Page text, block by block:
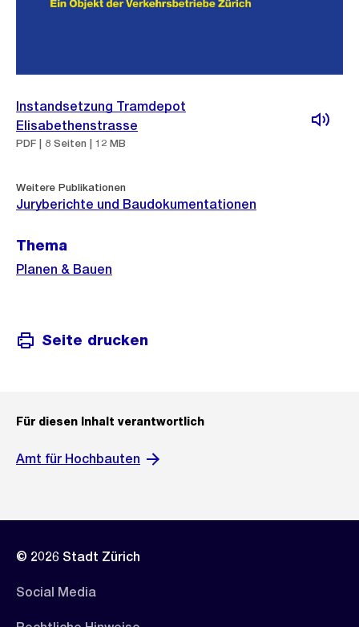
Instandsetzung Tramdepot
Elisabethenstrasse
PDF | 8 Seiten | 12 MB
Weitere Publikationen
Juryberichte und Baudokumentationen
Thema
Planen & Bauen
Seite drucken
Für diesen Inhalt verantwortlich
Amt für Hochbauten
© 2026 Stadt Zürich
Social Media